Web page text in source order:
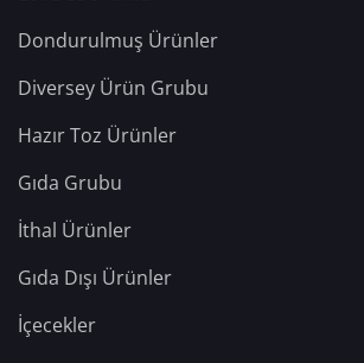
Dondurulmuş Ürünler
Diversey Ürün Grubu
Hazır Toz Ürünler
Gıda Grubu
İthal Ürünler
Gıda Dışı Ürünler
İçecekler